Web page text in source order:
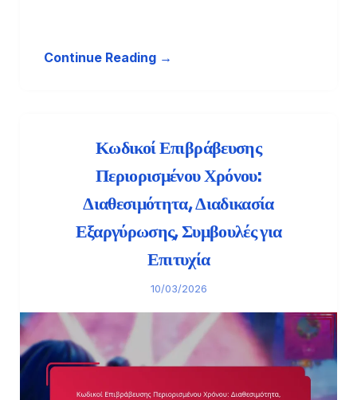
Continue Reading →
Κωδικοί Επιβράβευσης
Περιορισμένου Χρόνου:
Διαθεσιμότητα, Διαδικασία
Εξαργύρωσης, Συμβουλές για
Επιτυχία
10/03/2026